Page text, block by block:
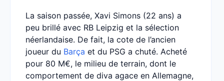
La saison passée, Xavi Simons (22 ans) a
peu brillé avec RB Leipzig et la sélection
néerlandaise. De fait, la cote de l’ancien
joueur du Barça et du PSG a chuté. Acheté
pour 80 M€, le milieu de terrain, dont le
comportement de diva agace en Allemagne,